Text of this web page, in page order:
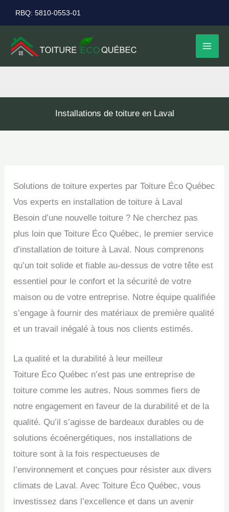
au
contenu
RBQ: 5810-0553-01
Installations de toiture en Laval
Solutions de toiture expertes par Toiture Éco Québec
Vos experts en installation de toiture à Laval
Besoin d’une nouvelle toiture ? Ne cherchez pas
plus loin que Toiture Éco Québec, le premier service
d’installation de toiture à Laval. Nous comprenons
qu’un toit solide et fiable au-dessus de votre tête est
essentiel pour le confort et la sécurité de votre
maison ou de votre entreprise. Notre équipe qualifiée
s’engage à fournir des matériaux de première qualité
et un travail inégalé à tous nos clients estimés.
La qualité et la durabilité à leur meilleur
Toiture Éco Québec n’est pas une entreprise de
toiture comme les autres. Nous sommes fiers de
notre engagement en faveur de la durabilité et de la
qualité. Qu’il s’agisse de bardeaux durables ou de
solutions écoénergétiques, nos installations de
toiture sont à la fois respectueuses de
l’environnement et conçues pour résister aux divers
climats de Laval. Avec Toiture Éco Québec, vous
investissez dans l’excellence et dans un avenir